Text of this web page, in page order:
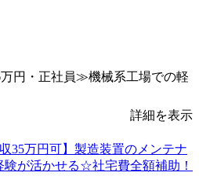
円・正社員≫機械系工場での軽
詳細を表示